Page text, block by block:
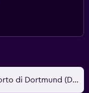
Dortmund, Germania - Aeroporto di Dortmund (DTM)